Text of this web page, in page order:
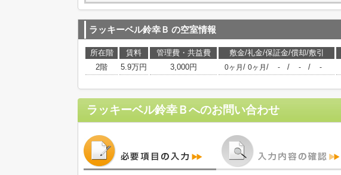
ラッキーベル鈴幸Ｂ の空室情報
所在階 賃料 管理費・共益費 敷金/礼金/保証金/償却/敷引
2階
5.9万円 3,000円 0ヶ月 / 0ヶ月 / - / - / -
ラッキーベル鈴幸Ｂへのお問い合わせ